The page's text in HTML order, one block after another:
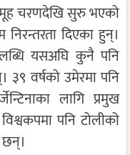
चरणदेखि सुरु भएको
दिएका हुन्।
यसअघि कुनै पनि
वर्षको उमेरमा पनि
लागि प्रमुख
पनि टोलीको
छन्।